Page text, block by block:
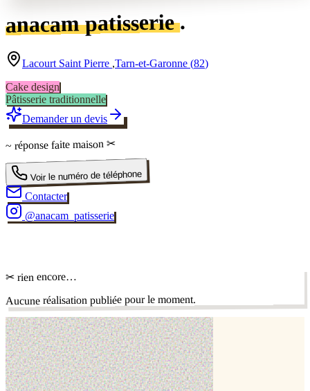
anacam patisserie.
Lacourt Saint Pierre ,Tarn-et-Garonne (82)
Cake design
Pâtisserie traditionnelle
Demander un devis
~ réponsefaite maison ✂
Voir le numéro de téléphone
Contacter
@anacam_patisserie
✂ rien encore…
Aucune réalisation publiée pour le moment.